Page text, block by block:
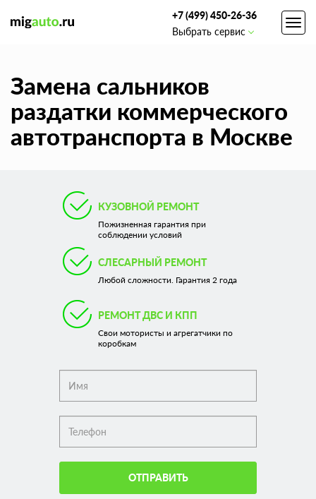
+7 (499) 450-26-36
Выбрать сервис
Замена сальников
раздатки коммерческого
автотранспорта в Москве
КУЗОВНОЙ РЕМОНТ
Пожизненная гарантия при
соблюдении условий
СЛЕСАРНЫЙ РЕМОНТ
Любой сложности. Гарантия 2 года
РЕМОНТ ДВС И КПП
Свои мотористы и агрегатчики по
коробкам
ОТПРАВИТЬ